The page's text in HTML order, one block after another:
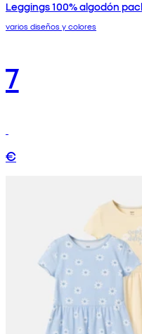
Leggings 100% algodón
varios diseños y colores
7
€